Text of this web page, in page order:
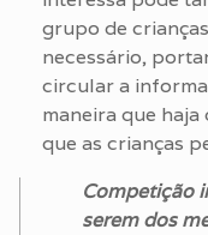
grupo de
necessário,
circular a
maneira que
que as crianças
Competição
serem dos